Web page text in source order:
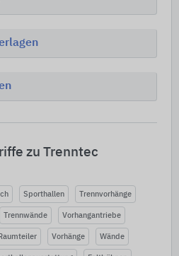
zu Trenntec
Sporthallen Trennvorhänge
Trennwände Vorhangantriebe
Raumteiler Vorhänge Wände